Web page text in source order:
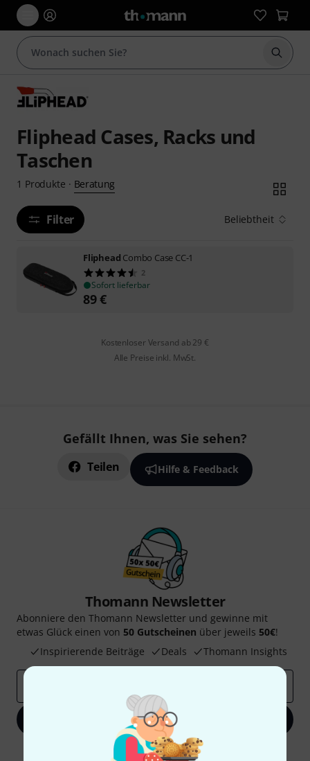
Suche
Fliphead Cases, Racks und
Taschen
1 Produkte · Beratung
Filter Beliebtheit
Fliphead Combo Case CC-1
2
Sofort lieferbar
89€
Kostenloser Versand ab 29 €
Alle Preise inkl. MwSt.
Gefällt Ihnen, was Sie sehen?
Teilen Hilfe & Feedback
Thomann Newsletter
Abonniere den Thomann Newsletter und gewinne mit
etwas Glück einen von 50 Gutscheinen über jeweils 50€!
Inspirierende Beiträge
Deals Thomann Insights
Jetzt anmelden
Mit Klick auf „Jetzt anmelden“ stimmen Sie dem Erhalt von E-Mail-